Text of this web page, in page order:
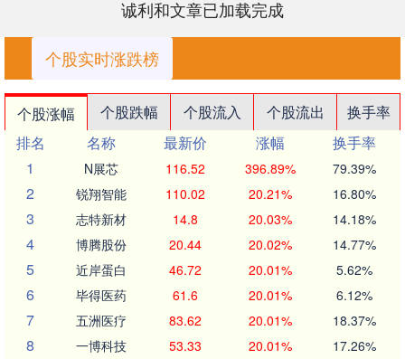
诚利和文章已加载完成
个股实时涨跌榜
个股涨幅 个股跌幅 个股流入 个股流出
换手率
排名
名称 最新价 涨幅
换手率
1
N展芯 116.52 396.89% 79.39%
2 锐翔智能 110.02 20.21% 16.80%
3 志特新材 14.8 20.03% 14.18%
4 博腾股份 20.44 20.02% 14.77%
5 近岸蛋白 46.72 20.01% 5.62%
6 毕得医药 61.6 20.01% 6.12%
7 五洲医疗 83.62 20.01% 18.37%
8 一博科技 53.33 20.01% 17.26%